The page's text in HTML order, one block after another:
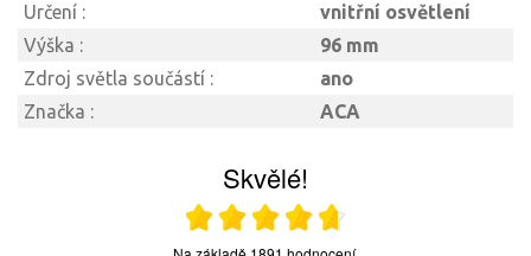
Určení :
vnitřní osvětlení
Výška :
96 mm
Zdroj světla součástí :
ano
Značka :
ACA